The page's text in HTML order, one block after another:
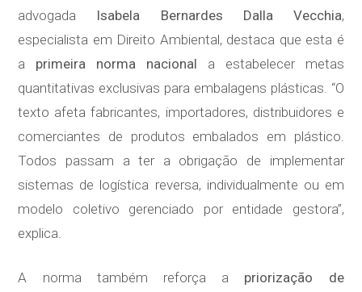
advogada Isabela Bernardes Dalla Vecchia,
especialista em Direito Ambiental, destaca que esta é
a primeira norma nacional a estabelecer metas
quantitativas exclusivas para embalagens plásticas. “O
texto afeta fabricantes, importadores, distribuidores e
comerciantes de produtos embalados em plástico.
Todos passam a ter a obrigação de implementar
sistemas de logística reversa, individualmente ou em
modelo coletivo gerenciado por entidade gestora”,
explica.
A norma também reforça a priorização de